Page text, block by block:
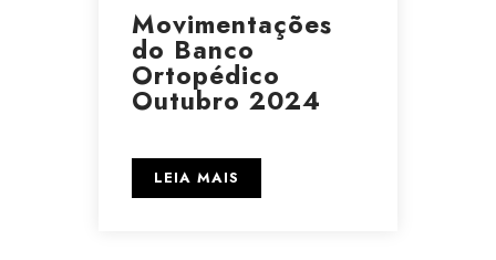
Movimentações
do Banco
Ortopédico
Outubro 2024
LEIA MAIS